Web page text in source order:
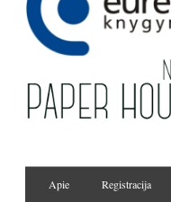
Apie Registracija